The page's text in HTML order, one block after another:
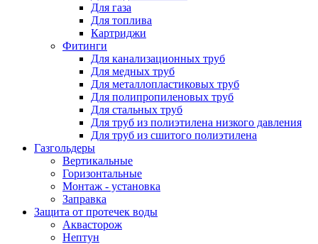
Для газа
Для топлива
Картриджи
Фитинги
Для канализационных труб
Для медных труб
Для металлопластиковых труб
Для полипропиленовых труб
Для стальных труб
Для труб из полиэтилена низкого давления
Для труб из сшитого полиэтилена
Газгольдеры
Вертикальные
Горизонтальные
Монтаж - установка
Заправка
Защита от протечек воды
Аквасторож
Нептун